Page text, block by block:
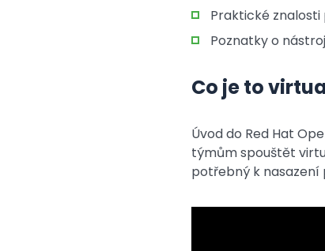
Praktické
Poznatky o
Co je to
Úvod do Red Hat
týmům spouštět
potřebný k nasazení